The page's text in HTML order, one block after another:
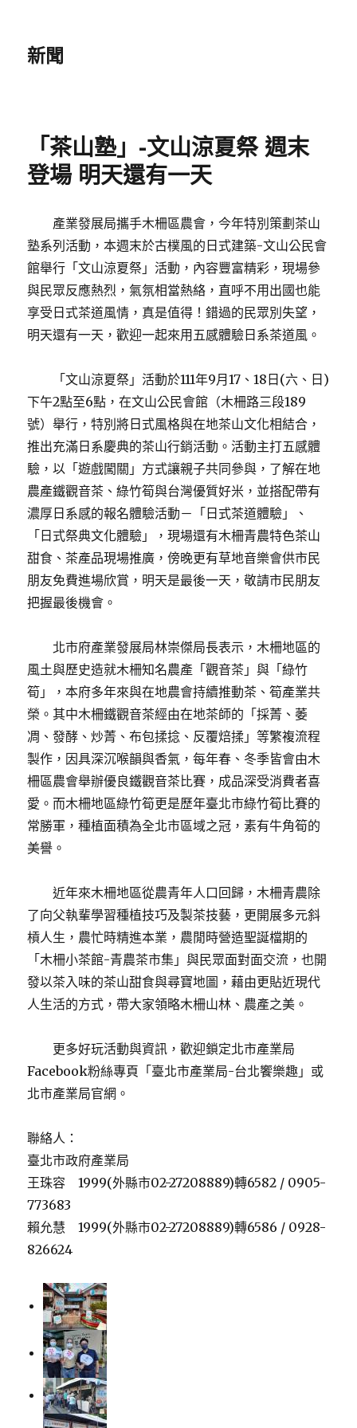
新聞
「茶山塾」-文山涼夏祭 週末
登場 明天還有一天
產業發展局攜手木柵區農會，今年特別策劃茶山
塾系列活動，本週末於古樸風的日式建築-文山公民會
館舉行「文山涼夏祭」活動，內容豐富精彩，現場參
與民眾反應熱烈，氣氛相當熱絡，直呼不用出國也能
享受日式茶道風情，真是值得！錯過的民眾別失望，
明天還有一天，歡迎一起來用五感體驗日系茶道風。
「文山涼夏祭」活動於111年9月17、18日(六、日)
下午2點至6點，在文山公民會館（木柵路三段189
號）舉行，特別將日式風格與在地茶山文化相結合，
推出充滿日系慶典的茶山行銷活動。活動主打五感體
驗，以「遊戲闖關」方式讓親子共同參與，了解在地
農產鐵觀音茶、綠竹筍與台灣優質好米，並搭配帶有
濃厚日系感的報名體驗活動－「日式茶道體驗」、
「日式祭典文化體驗」，現場還有木柵青農特色茶山
甜食、茶產品現場推廣，傍晚更有草地音樂會供市民
朋友免費進場欣賞，明天是最後一天，敬請市民朋友
把握最後機會。
北市府產業發展局林崇傑局長表示，木柵地區的
風土與歷史造就木柵知名農產「觀音茶」與「綠竹
筍」，本府多年來與在地農會持續推動茶、筍產業共
榮。其中木柵鐵觀音茶經由在地茶師的「採菁、萎
凋、發酵、炒菁、布包揉捻、反覆焙揉」等繁複流程
製作，因具深沉喉韻與香氣，每年春、冬季皆會由木
柵區農會舉辦優良鐵觀音茶比賽，成品深受消費者喜
愛。而木柵地區綠竹筍更是歷年臺北市綠竹筍比賽的
常勝軍，種植面積為全北市區域之冠，素有牛角筍的
美譽。
近年來木柵地區從農青年人口回歸，木柵青農除
了向父執輩學習種植技巧及製茶技藝，更開展多元斜
槓人生，農忙時精進本業，農閒時營造聖誕檔期的
「木柵小茶館-青農茶市集」與民眾面對面交流，也開
發以茶入味的茶山甜食與尋寶地圖，藉由更貼近現代
人生活的方式，帶大家領略木柵山林、農產之美。
更多好玩活動與資訊，歡迎鎖定北市產業局
Facebook粉絲專頁「臺北市產業局-台北饗樂趣」或
北市產業局官網。
聯絡人：
臺北市政府產業局
王珠容 1999(外縣市02-27208889)轉6582 / 0905-
773683
賴允慧 1999(外縣市02-27208889)轉6586 / 0928-
826624